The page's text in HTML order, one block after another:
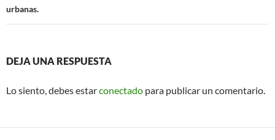
urbanas.
DEJA UNA RESPUESTA
Lo siento, debes estarconectado para publicar un comentario.